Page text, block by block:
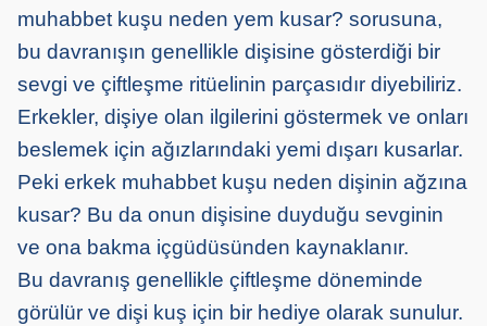
muhabbet kuşu neden yem kusar? sorusuna,
bu davranışın genellikle dişisine gösterdiği bir
sevgi ve çiftleşme ritüelinin parçasıdır diyebiliriz.
Erkekler, dişiye olan ilgilerini göstermek ve onları
beslemek için ağızlarındaki yemi dışarı kusarlar.
Peki erkek muhabbet kuşu neden dişinin ağzına
kusar? Bu da onun dişisine duyduğu sevginin
ve ona bakma içgüdüsünden kaynaklanır.
Bu davranış genellikle çiftleşme döneminde
görülür ve dişi kuş için bir hediye olarak sunulur.